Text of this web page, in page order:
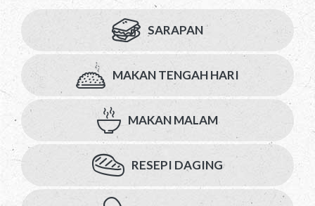
SARAPAN
MAKAN TENGAH HARI
MAKAN MALAM
RESEPI DAGING